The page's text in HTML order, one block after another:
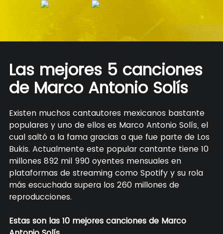
Las mejores 5 canciones
de Marco Antonio Solís
Existen muchos cantautores mexicanos bastante
populares y uno de ellos es Marco Antonio Solís, el
cual saltó a la fama gracias a que fue parte de Los
Bukis. Actualmente este popular cantante tiene 10
millones 892 mil 990 oyentes mensuales en
plataformas de streaming como Spotify y su rola
más escuchada supera los 260 millones de
reproducciones.
Estas son las 10 mejores canciones de Marco